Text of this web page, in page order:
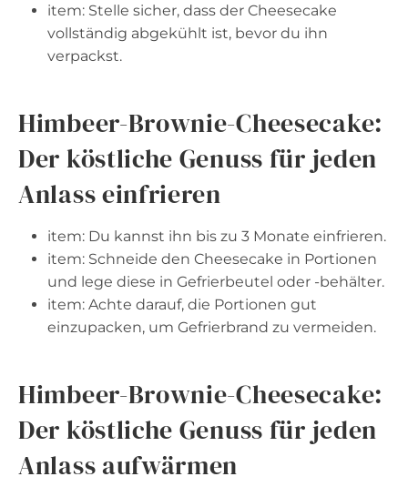
item: Stelle sicher, dass der Cheesecake
vollständig abgekühlt ist, bevor du ihn
verpackst.
Himbeer-Brownie-Cheesecake:
Der köstliche Genuss für jeden
Anlass einfrieren
item: Du kannst ihn bis zu 3 Monate einfrieren.
item: Schneide den Cheesecake in Portionen
und lege diese in Gefrierbeutel oder -behälter.
item: Achte darauf, die Portionen gut
einzupacken, um Gefrierbrand zu vermeiden.
Himbeer-Brownie-Cheesecake:
Der köstliche Genuss für jeden
Anlass aufwärmen